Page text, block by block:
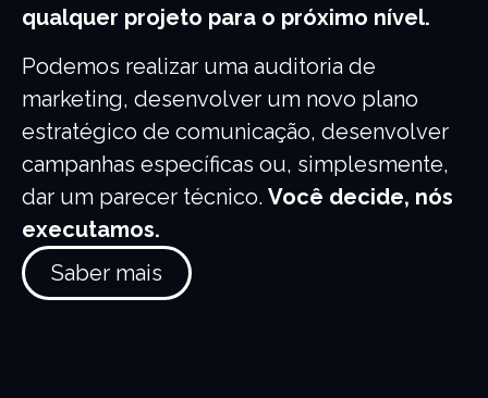
qualquer projeto para o próximo nível.
Podemos realizar uma auditoria de
marketing, desenvolver um novo plano
estratégico de comunicação, desenvolver
campanhas específicas ou, simplesmente,
dar um parecer técnico. Você decide, nós
executamos.
Saber mais